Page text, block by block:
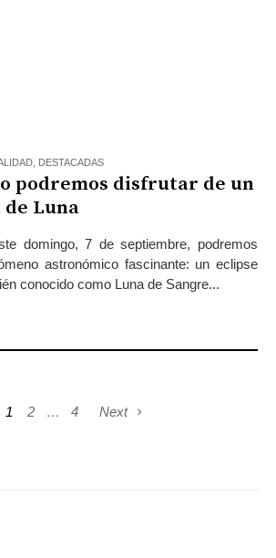
DESTACADAS
podremos disfrutar de un
Luna
domingo, 7 de septiembre, podremos
astronómico fascinante: un eclipse
conocido como Luna de Sangre...
1 2 … 4 Next